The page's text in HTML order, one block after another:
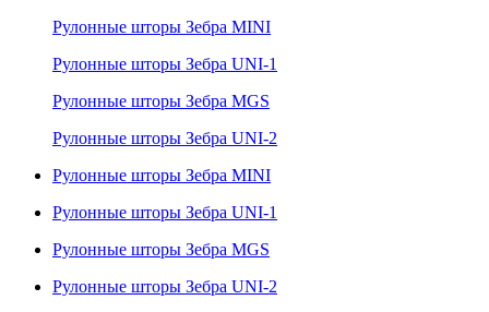
Рулонные шторы Зебра MINI
Рулонные шторы Зебра UNI-1
Рулонные шторы Зебра MGS
Рулонные шторы Зебра UNI-2
Рулонные шторы Зебра MINI
Рулонные шторы Зебра UNI-1
Рулонные шторы Зебра MGS
Рулонные шторы Зебра UNI-2